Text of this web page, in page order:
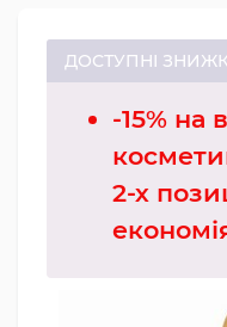
ДОСТУПНІ
-15% на
2-х